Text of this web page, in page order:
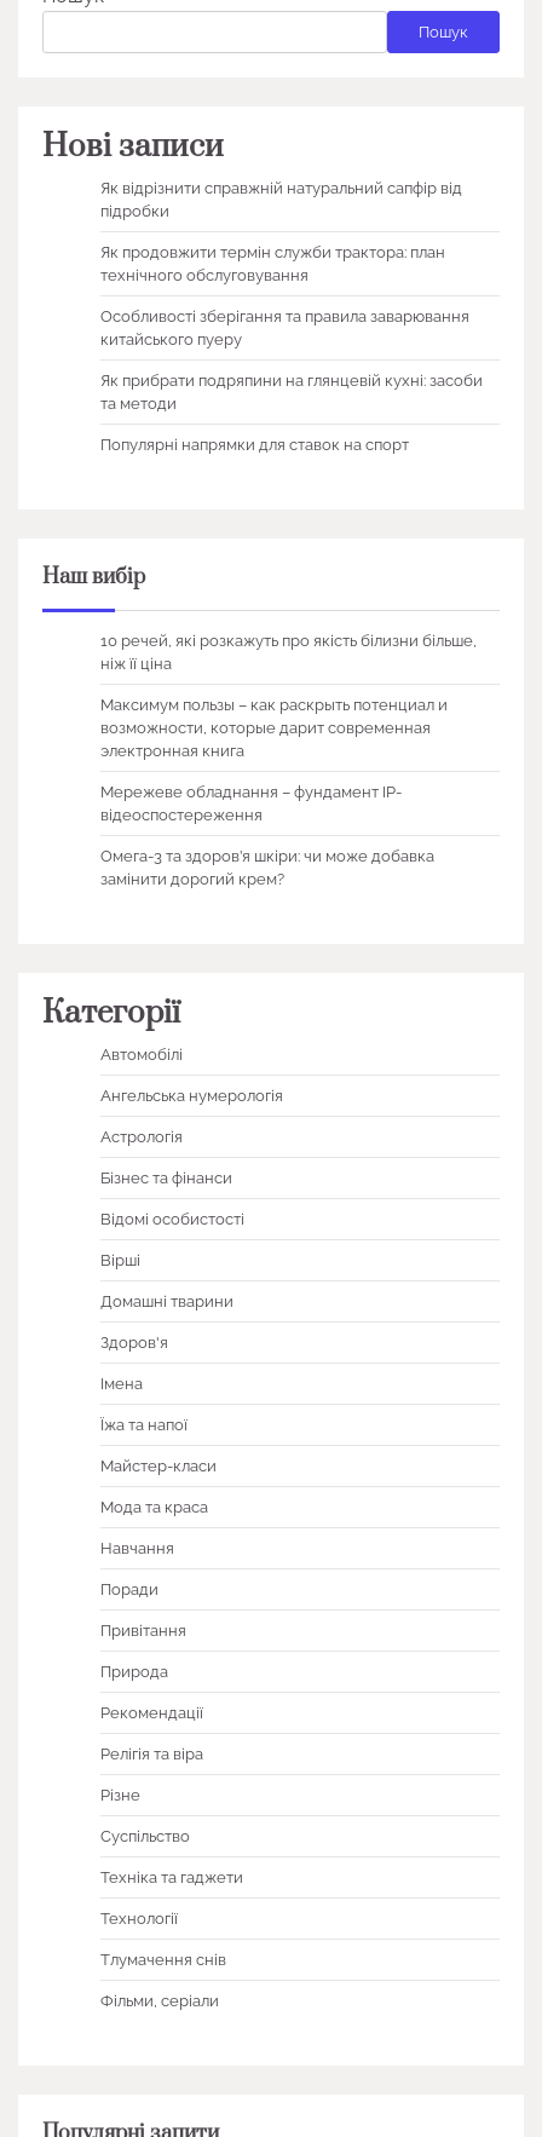
Пошук
Нові записи
Як відрізнити справжній натуральний сапфір від
підробки
Як продовжити термін служби трактора: план
технічного обслуговування
Особливості зберігання та правила заварювання
китайського пуеру
Як прибрати подряпини на глянцевій кухні: засоби
та методи
Популярні напрямки для ставок на спорт
Наш вибір
10 речей, які розкажуть про якість білизни більше,
ніж її ціна
Максимум пользы – как раскрыть потенциал и
возможности, которые дарит современная
электронная книга
Мережеве обладнання – фундамент IP-
відеоспостереження
Омега-3 та здоров’я шкіри: чи може добавка
замінити дорогий крем?
Категорії
Автомобілі
Ангельська нумерологія
Астрологія
Бізнес та фінанси
Відомі особистості
Вірші
Домашні тварини
Здоров'я
Імена
Їжа та напої
Майстер-класи
Мода та краса
Навчання
Поради
Привітання
Природа
Рекомендації
Релігія та віра
Різне
Суспільство
Техніка та гаджети
Технології
Тлумачення снів
Фільми, серіали